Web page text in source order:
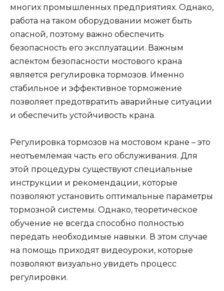
многих промышленных предприятиях. Однако,
работа на таком оборудовании может быть
опасной, поэтому важно обеспечить
безопасность его эксплуатации. Важным
аспектом безопасности мостового крана
является регулировка тормозов. Именно
стабильное и эффективное торможение
позволяет предотвратить аварийные ситуации
и обеспечить устойчивость крана.
Регулировка тормозов на мостовом кране – это
неотъемлемая часть его обслуживания. Для
этой процедуры существуют специальные
инструкции и рекомендации, которые
позволяют установить оптимальные параметры
тормозной системы. Однако, теоретическое
обучение не всегда способно полностью
передать необходимые навыки. В этом случае
на помощь приходят видеоуроки, которые
позволяют визуально увидеть процесс
регулировки.